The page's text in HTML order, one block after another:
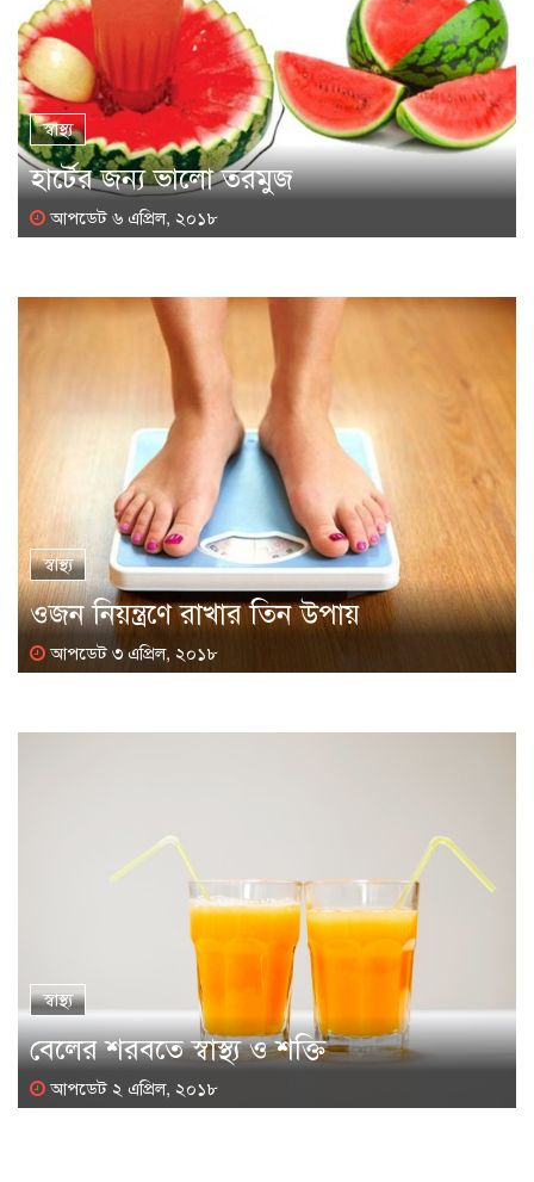
স্বাস্থ্য
হার্টের জন্য ভালো তরমুজ
আপডেট ৬ এপ্রিল, ২০১৮
স্বাস্থ্য
ওজন নিয়ন্ত্রণে রাখার তিন উপায়
আপডেট ৩ এপ্রিল, ২০১৮
স্বাস্থ্য
বেলের শরবতে স্বাস্থ্য ও শক্তি
আপডেট ২ এপ্রিল, ২০১৮